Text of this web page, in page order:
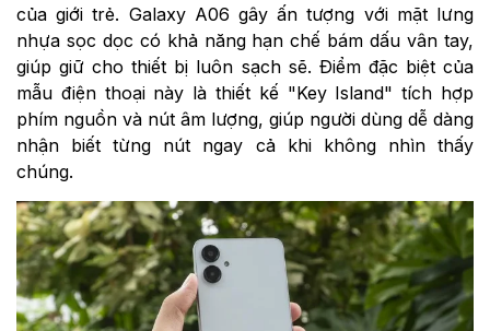
của giới trẻ. Galaxy A06 gây ấn tượng với mặt lưng
nhựa sọc dọc có khả năng hạn chế bám dấu vân tay,
giúp giữ cho thiết bị luôn sạch sẽ. Điểm đặc biệt của
mẫu điện thoại này là thiết kế "Key Island" tích hợp
phím nguồn và nút âm lượng, giúp người dùng dễ dàng
nhận biết từng nút ngay cả khi không nhìn thấy
chúng.